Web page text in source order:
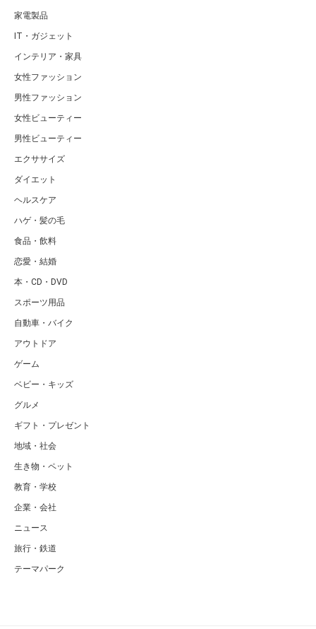
家電製品
IT・ガジェット
インテリア・家具
女性ファッション
男性ファッション
女性ビューティー
男性ビューティー
エクササイズ
ダイエット
ヘルスケア
ハゲ・髪の毛
食品・飲料
恋愛・結婚
本・CD・DVD
スポーツ用品
自動車・バイク
アウトドア
ゲーム
ベビー・キッズ
グルメ
ギフト・プレゼント
地域・社会
生き物・ペット
教育・学校
企業・会社
ニュース
旅行・鉄道
テーマパーク